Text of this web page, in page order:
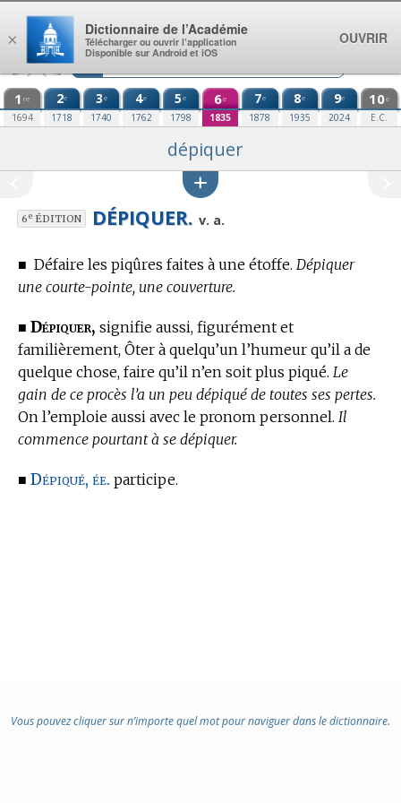
Aller au contenu
1 re
1694
2e
1718
3e
1740
4e
1762
5e
1798
6e
1835
7e
1878
8e
1935
9e
2024
10e
E.C.
dépiquer
6eÉDITION DÉPIQUER. v. a.
■ Défaire les piqûres faites à une étoffe. Dépiquer
une courte-pointe, une couverture.
■ Dépiquer, signifie aussi, figurément et
familièrement, Ôter à quelqu’un l’humeur qu’il a de
quelque chose, faire qu’il n’en soit plus piqué. Le
gain de ce procès l’a un peu dépiqué de toutes ses pertes.
On l’emploie aussi avec le pronom personnel. Il
commence pourtant à se dépiquer.
■ Dépiqué, ée. participe.
Vous pouvez cliquer sur n’importe quel mot pour naviguer dans le dictionnaire.
×
Dictionnaire de l’Académie
Télécharger ou ouvrir l’application
Disponible sur Android et iOS
OUVRIR